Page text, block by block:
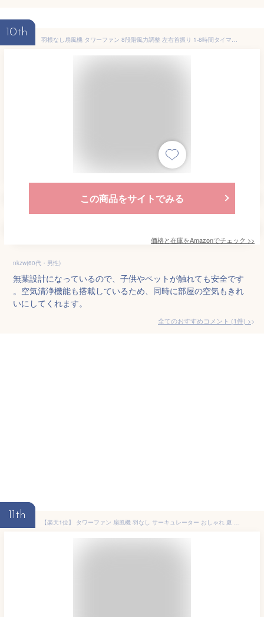
10th
羽根なし扇風機 タワーファン 8段階風力調整 左右首振り 1-8時間タイマー 静音設計 強力送風 節電 省エネ 自然風モード 空気清浄 フィルター付き ペット・子供にも安心 過熱保護 省スペース リモコン付き PSE認証 日本語説明書付 白色無葉扇風機
この商品をサイトでみる
価格と在庫をAmazonでチェック >>
nkzw(60代・男性)
無葉設計になっているので、子供やペットが触れても安全です
。空気清浄機能も搭載しているため、同時に部屋の空気もきれ
いにしてくれます。
全てのおすすめコメント (1件) >
11th
【楽天1位】 タワーファン 扇風機 羽なし サーキュレーター おしゃれ 夏 スリム リモコン付き 送風機 DCモーター 自動 首振り タイマー 風量調節 静音 軽量 省エネ 節電 エコ リビング 寝室 年中 快適 春 冷暖兼用 新生活 ギフト 母の日